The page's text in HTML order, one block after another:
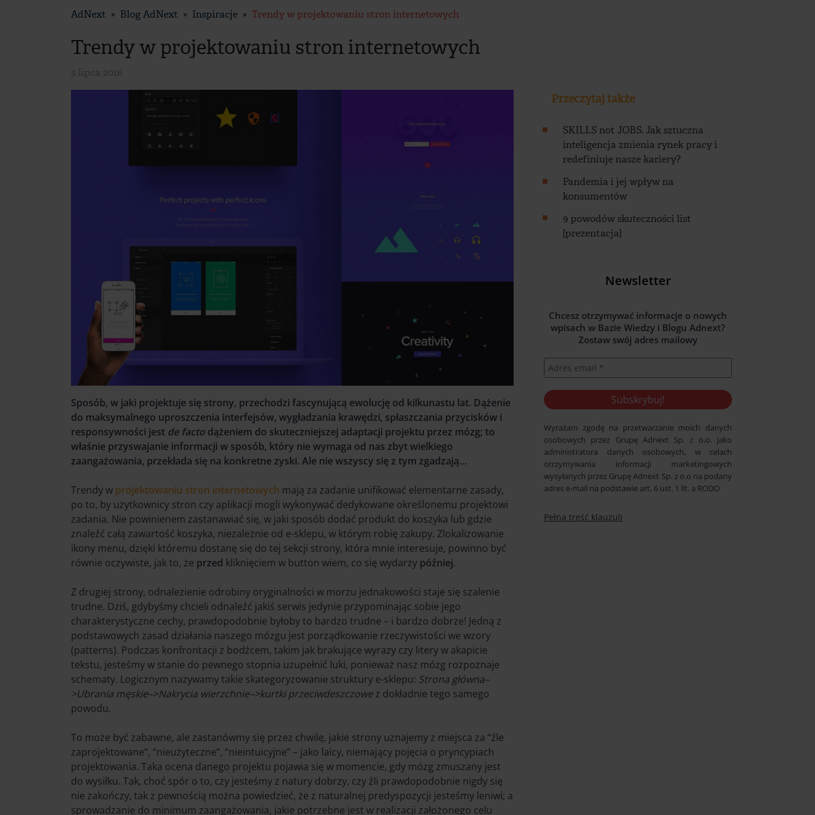
AdNext Blog AdNext Inspiracje Trendy w projektowaniu stron internetowych
Trendy w projektowaniu stron internetowych
Sposób, w jaki projektuje się strony, przechodzi fascynującą ewolucję od kilkunastu lat. Dążenie
do maksymalnego uproszczenia interfejsów, wygładzania krawędzi, spłaszczania przycisków i
responsywności jest de facto dążeniem do skuteczniejszej adaptacji projektu przez mózg; to
właśnie przyswajanie informacji w sposób, który nie wymaga od nas zbyt wielkiego
zaangażowania, przekłada się na konkretne zyski. Ale nie wszyscy się z tym zgadzają…
Trendy w projektowaniu stron internetowych mają za zadanie unifikować elementarne zasady,
po to, by użytkownicy stron czy aplikacji mogli wykonywać dedykowane określonemu projektowi
zadania. Nie powinienem zastanawiać się, w jaki sposób dodać produkt do koszyka lub gdzie
znaleźć całą zawartość koszyka, niezależnie od e-sklepu, w którym robię zakupy. Zlokalizowanie
ikony menu, dzięki któremu dostanę się do tej sekcji strony, która mnie interesuje, powinno być
równie oczywiste, jak to, że przed kliknięciem w button wiem, co się wydarzy później.
Z drugiej strony, odnalezienie odrobiny oryginalności w morzu jednakowości staje się szalenie
trudne. Dziś, gdybyśmy chcieli odnaleźć jakiś serwis jedynie przypominając sobie jego
charakterystyczne cechy, prawdopodobnie byłoby to bardzo trudne – i bardzo dobrze! Jedną z
podstawowych zasad działania naszego mózgu jest porządkowanie rzeczywistości we wzory
(patterns). Podczas konfrontacji z bodźcem, takim jak brakujące wyrazy czy litery w akapicie
tekstu, jesteśmy w stanie do pewnego stopnia uzupełnić luki, ponieważ nasz mózg rozpoznaje
schematy. Logicznym nazywamy takie skategoryzowanie struktury e-sklepu: Strona główna–
>Ubrania męskie–>Nakrycia wierzchnie–>kurtki przeciwdeszczowez dokładnie tego samego
powodu.
To może być zabawne, ale zastanówmy się przez chwilę, jakie strony uznajemy z miejsca za “źle
zaprojektowane”, “nieużyteczne”, “nieintuicyjne” – jako laicy, niemający pojęcia o pryncypiach
projektowania. Taka ocena danego projektu pojawia się w momencie, gdy mózg zmuszany jest
do wysiłku. Tak, choć spór o to, czy jesteśmy z natury dobrzy, czy źli prawdopodobnie nigdy się
nie zakończy, tak z pewnością można powiedzieć, że z naturalnej predyspozycji jesteśmy leniwi; a
sprowadzanie do minimum zaangażowania, jakie potrzebne jest w realizacji założonego celu
Przeczytaj także
SKILLS not JOBS. Jak sztuczna
inteligencja zmienia rynek pracy i
redefiniuje nasze kariery?
Pandemia i jej wpływ na
konsumentów
9 powodów skuteczności list
[prezentacja]
Newsletter
Chcesz otrzymywać informacje o nowych
wpisach w Bazie Wiedzy i Blogu Adnext?
Zostaw swój adres mailowy
Wyrażam zgodę na przetwarzanie moich danych
osobowych przez Grupę Adnext Sp. z o.o. jako
administratora danych osobowych, w celach
otrzymywania informacji marketingowych
wysyłanych przez Grupę Adnext Sp. z o.o na podany
adres e-mail na podstawie art. 6 ust. 1 lit. a RODO
Pełna treść klauzuli